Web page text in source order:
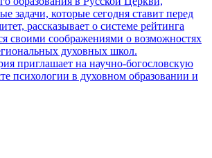
задачи, которые сегодня ставит перед
рассказывает о системе рейтинга
своими соображениями о возможностях
духовных школ.
приглашает на научно-богословскую
психологии в духовном образовании и